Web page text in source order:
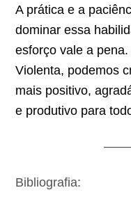
A prática e a
dominar essa
esforço vale a
Violenta, podemos
mais positivo,
e produtivo para
Bibliografia: